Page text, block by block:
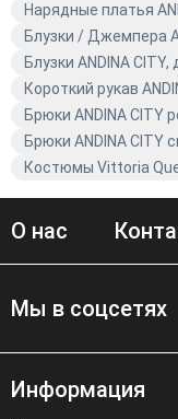
Нарядные платья
Блузки / Джемпера
Блузки ANDINA
Короткий рукав
Брюки ANDINA CITY
Брюки ANDINA CITY
Костюмы Vittoria
О нас
Мы в соцсетях
Информация